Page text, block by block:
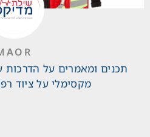
תכנים ומאמרים על הדרכות
מקסימלי על ציוד